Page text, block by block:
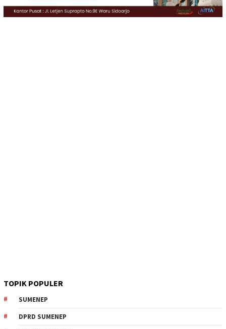
TOPIK POPULER
SUMENEP
DPRD SUMENEP